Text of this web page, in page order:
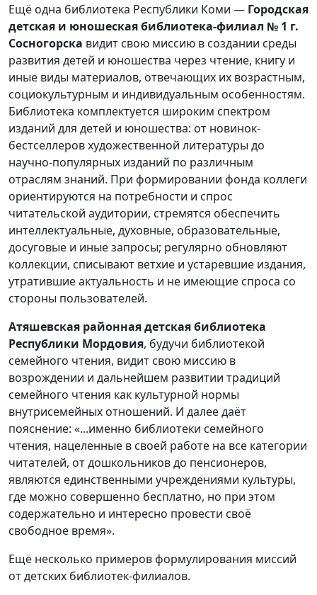
Ещё одна библиотека Республики Коми — Городская
детская и юношеская библиотека-филиал № 1 г.
Сосногорска видит свою миссию в создании среды
развития детей и юношества через чтение, книгу и
иные виды материалов, отвечающих их возрастным,
социокультурным и индивидуальным особенностям.
Библиотека комплектуется широким спектром
изданий для детей и юношества: от новинок-
бестселлеров художественной литературы до
научно-популярных изданий по различным
отраслям знаний. При формировании фонда коллеги
ориентируются на потребности и спрос
читательской аудитории, стремятся обеспечить
интеллектуальные, духовные, образовательные,
досуговые и иные запросы; регулярно обновляют
коллекции, списывают ветхие и устаревшие издания,
утратившие актуальность и не имеющие спроса со
стороны пользователей.
Атяшевская районная детская библиотека
Республики Мордовия, будучи библиотекой
семейного чтения, видит свою миссию в
возрождении и дальнейшем развитии традиций
семейного чтения как культурной нормы
внутрисемейных отношений. И далее даёт
пояснение: «...именно библиотеки семейного
чтения, нацеленные в своей работе на все категории
читателей, от дошкольников до пенсионеров,
являются единственными учреждениями культуры,
где можно совершенно бесплатно, но при этом
содержательно и интересно провести своё
свободное время».
Ещё несколько примеров формулирования миссий
от детских библиотек-филиалов.